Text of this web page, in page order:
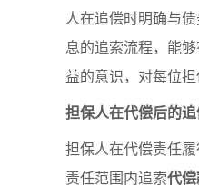
人在追偿时明确与
息的追索流程，能
益的意识，对每位
担保人在代偿后的
担保人在代偿责任
责任范围内追索代